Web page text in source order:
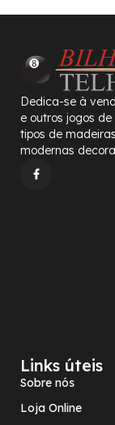
Dedica-se à
e outros jogos
tipos de
modernas
Links úteis
Sobre nós
Loja Online